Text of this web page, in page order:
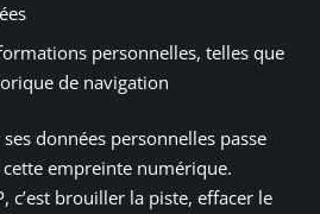
personnelles, telles que
de navigation
données personnelles passe
empreinte numérique.
c’est brouiller la piste, effacer le